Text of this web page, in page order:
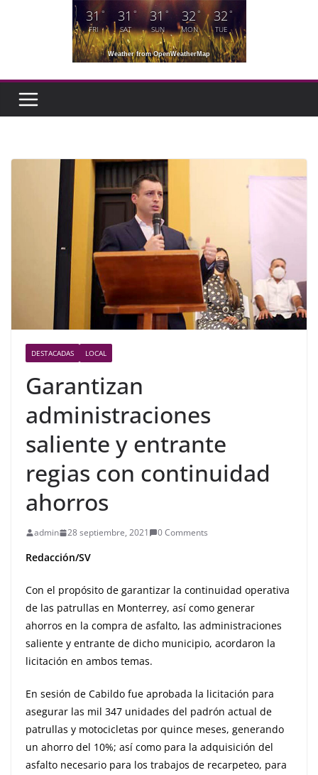
31°
FRI
31 °
SAT
31°
SUN
32 °
MON
32 °
TUE
Weather from OpenWeatherMap
DESTACADAS LOCAL
Garantizan
administraciones
saliente y entrante
regias con continuidad
ahorros
admin 28 septiembre, 2021 0 Comments
Redacción/SV
Con el propósito de garantizar la continuidad operativa
de las patrullas en Monterrey, así como generar
ahorros en la compra de asfalto, las administraciones
saliente y entrante de dicho municipio, acordaron la
licitación en ambos temas.
En sesión de Cabildo fue aprobada la licitación para
asegurar las mil 347 unidades del padrón actual de
patrullas y motocicletas por quince meses, generando
un ahorro del 10%; así como para la adquisición del
asfalto necesario para los trabajos de recarpeteo, para